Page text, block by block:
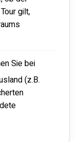
gilt,
Sie bei
(z.B.